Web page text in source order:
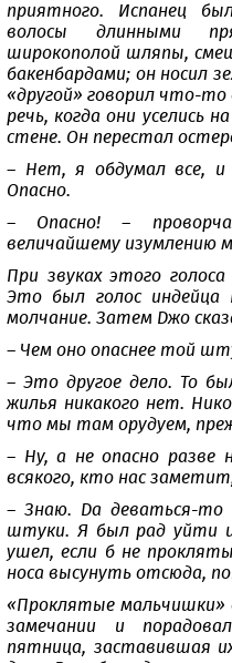
приятного. Испанец
волосы длинными
широкополой шляпы,
бакенбардами; он носил
«другой» говорил что-то
речь, когда они уселись
стене. Он перестал
– Нет, я обдумал все,
Опасно.
– Опасно! –
величайшему изумлению
При звуках этого
Это был голос индейца
молчание. Затем Джо
– Чем оно опаснее той
– Это другое дело. То
жилья никакого нет.
что мы там орудуем,
– Ну, а не опасно разве
всякого, кто нас
– Знаю. Да деваться-то
штуки. Я был рад уйти
ушел, если б не
носа высунуть отсюда,
«Проклятые мальчишки»
замечании и
пятница, заставившая